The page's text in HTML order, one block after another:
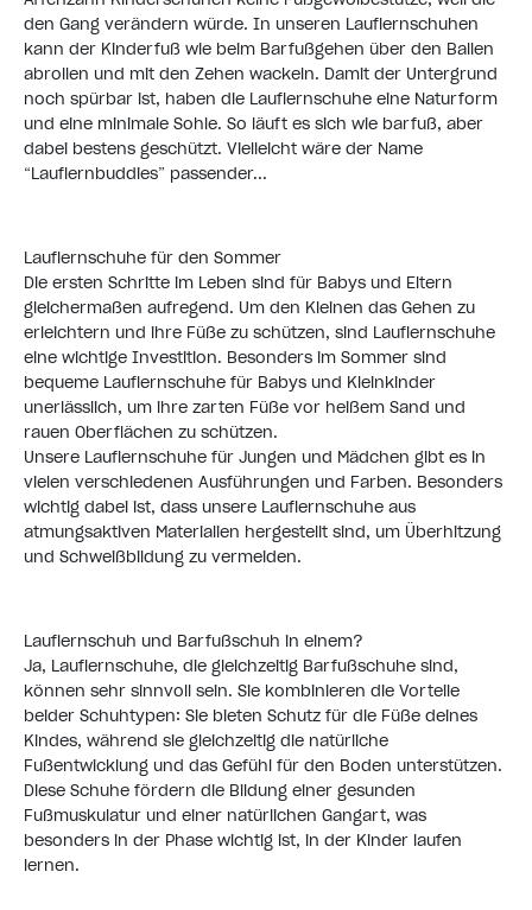
den Gang verändern würde. In unseren Lauflernschuhen
kann der Kinderfuß wie beim Barfußgehen über den Ballen
abrollen und mit den Zehen wackeln. Damit der Untergrund
noch spürbar ist, haben die Lauflernschuhe eine Naturform
und eine minimale Sohle. So läuft es sich wie barfuß, aber
dabei bestens geschützt. Vielleicht wäre der Name
“Lauflernbuddies” passender...
Lauflernschuhe für den Sommer
Die ersten Schritte im Leben sind für Babys und Eltern
gleichermaßen aufregend. Um den Kleinen das Gehen zu
erleichtern und ihre Füße zu schützen, sind Lauflernschuhe
eine wichtige Investition. Besonders im Sommer sind
bequeme Lauflernschuhe für Babys und Kleinkinder
unerlässlich, um ihre zarten Füße vor heißem Sand und
rauen Oberflächen zu schützen.
Unsere Lauflernschuhe für Jungen und Mädchen gibt es in
vielen verschiedenen Ausführungen und Farben. Besonders
wichtig dabei ist, dass unsere Lauflernschuhe aus
atmungsaktiven Materialien hergestellt sind, um Überhitzung
und Schweißbildung zu vermeiden.
Lauflernschuh und Barfußschuh in einem?
Ja, Lauflernschuhe, die gleichzeitig Barfußschuhe sind,
können sehr sinnvoll sein. Sie kombinieren die Vorteile
beider Schuhtypen: Sie bieten Schutz für die Füße deines
Kindes, während sie gleichzeitig die natürliche
Fußentwicklung und das Gefühl für den Boden unterstützen.
Diese Schuhe fördern die Bildung einer gesunden
Fußmuskulatur und einer natürlichen Gangart, was
besonders in der Phase wichtig ist, in der Kinder laufen
lernen.